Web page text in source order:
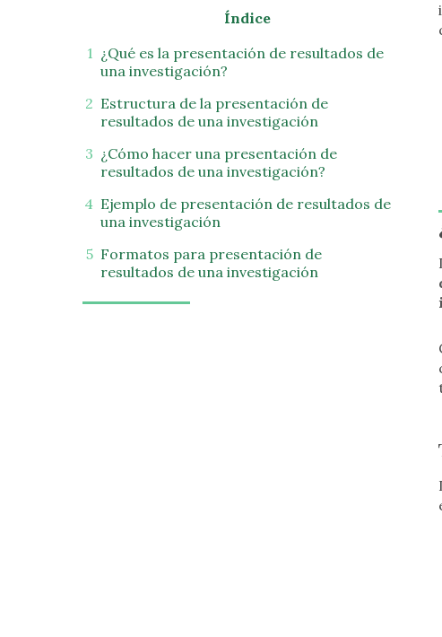
Índice
¿Qué es la presentación de resultados de
una investigación?
Estructura de la presentación de
resultados de una investigación
¿Cómo hacer una presentación de
resultados de una investigación?
Ejemplo de presentación de resultados de
una investigación
Formatos para presentación de
resultados de una investigación